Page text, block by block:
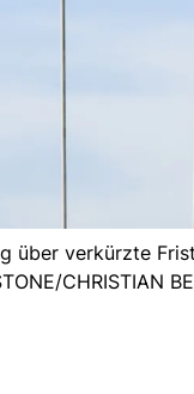
über verkürzte
CHRISTIAN